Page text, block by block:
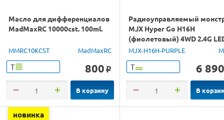
Масло для дифференциалов
MadMaxRC 10000cst. 100ml.
MMRC10KCST MadMaxRC
Т 800 o
В корзину
Радиоуправляемый
MJX Hyper Go H16H
(фиолетовый) 4WD 2.4G
GPS 1/16 RTR
MJX-H16H-PURPLE
Т 6 890
В
новинка